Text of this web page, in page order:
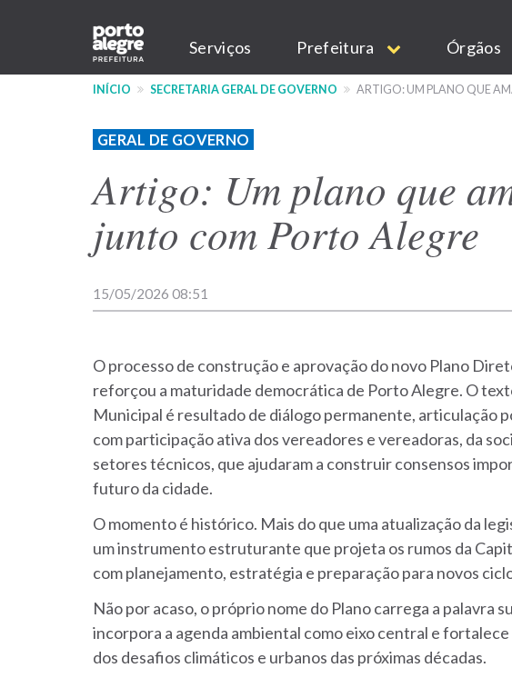
conteúdo
Main
navigation
Serviços Prefeitura Órgãos
INÍCIO SECRETARIA GERAL DE GOVERNO ARTIGO: UM PLANO QUE
GERAL DE GOVERNO
Artigo: Um plano que
junto com Porto Alegre
15/05/2026 08:51
O processo de construção e aprovação do novo Plano
reforçou a maturidade democrática de Porto Alegre. O
Municipal é resultado de diálogo permanente, articulação
com participação ativa dos vereadores e vereadoras, da
setores técnicos, que ajudaram a construir consensos
futuro da cidade.
O momento é histórico. Mais do que uma atualização da
um instrumento estruturante que projeta os rumos da
com planejamento, estratégia e preparação para novos
Não por acaso, o próprio nome do Plano carrega a palavra
incorpora a agenda ambiental como eixo central e
dos desafios climáticos e urbanos das próximas décadas.